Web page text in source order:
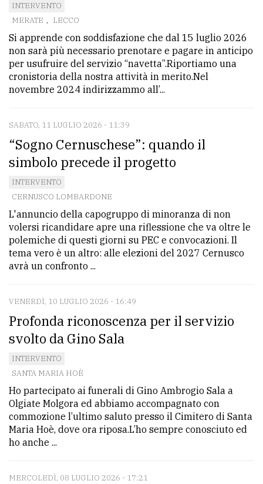
INTERVENTO
MERATE , LECCO
Si apprende con soddisfazione che dal 15 luglio 2026
non sarà più necessario prenotare e pagare in anticipo
per usufruire del servizio “navetta”.Riportiamo una
cronistoria della nostra attività in merito.Nel
novembre 2024 indirizzammo all’...
SABATO, 11 LUGLIO 2026 - 11:39
“Sogno Cernuschese”: quando il
simbolo precede il progetto
INTERVENTO
CERNUSCO LOMBARDONE
L'annuncio della capogruppo di minoranza di non
volersi ricandidare apre una riflessione che va oltre le
polemiche di questi giorni su PEC e convocazioni. Il
tema vero è un altro: alle elezioni del 2027 Cernusco
avrà un confronto ...
VENERDÌ, 10 LUGLIO 2026 - 16:49
Profonda riconoscenza per il servizio
svolto da Gino Sala
INTERVENTO
SANTA MARIA HOÈ
Ho partecipato ai funerali di Gino Ambrogio Sala a
Olgiate Molgora ed abbiamo accompagnato con
commozione l’ultimo saluto presso il Cimitero di Santa
Maria Hoè, dove ora riposa.L’ho sempre conosciuto ed
ho anche ...
MERCOLEDÌ, 08 LUGLIO 2026 - 17:21